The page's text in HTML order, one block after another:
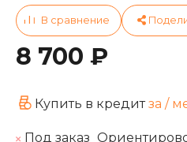
8 700 ₽
Купить в кредитза /
Под заказ